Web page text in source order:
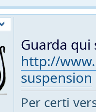
Guarda qui
http://
suspension
Per certi